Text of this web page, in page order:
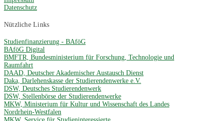
Datenschutz
Nützliche Links
Studienfinanzierung - BAföG
BAföG Digital
BMFTR, Bundesministerium für Forschung, Technologie und
Raumfahrt
DAAD, Deutscher Akademischer Austausch Dienst
Daka, Darlehenskasse der Studierendenwerke e.V.
DSW, Deutsches Studierendenwerk
DSW, Stellenbörse der Studierendenwerke
MKW, Ministerium für Kultur und Wissenschaft des Landes
Nordrhein-Westfalen